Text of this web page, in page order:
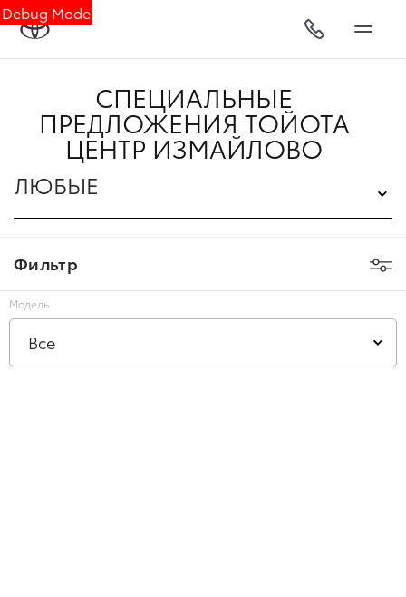
Debug Mode
СПЕЦИАЛЬНЫЕ
ПРЕДЛОЖЕНИЯ ТОЙОТА
ЦЕНТР ИЗМАЙЛОВО
ЛЮБЫЕ
Фильтр
Модель
Все